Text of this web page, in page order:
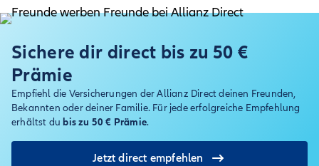
Sichere dir direct bis zu 50 €
Prämie
Empfiehl die Versicherungen der Allianz Direct deinen Freunden,
Bekannten oder deiner Familie. Für jede erfolgreiche Empfehlung
erhältst du bis zu 50 € Prämie.
Jetzt direct empfehlen